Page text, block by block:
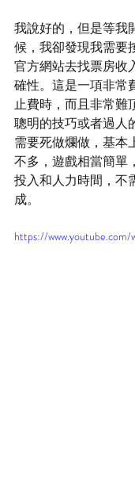
我說好的，但是等我
候，我卻發現我需要
官方網站去找票房收
確性。這是一項非常
止費時，而且非常難
聰明的技巧或者過人
需要死做爛做，基本
不多，遊戲相當簡單
投入和人力時間，不
成。
https://